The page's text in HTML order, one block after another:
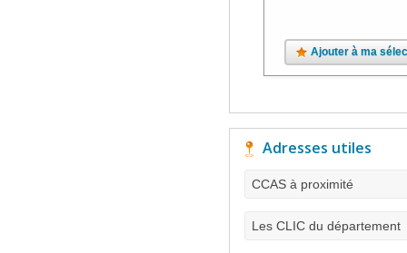
Ajouter à ma
Adresses utiles
CCAS à proximité
Les CLIC du département